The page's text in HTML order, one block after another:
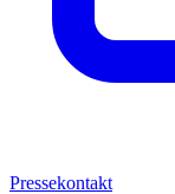
Pressekontakt